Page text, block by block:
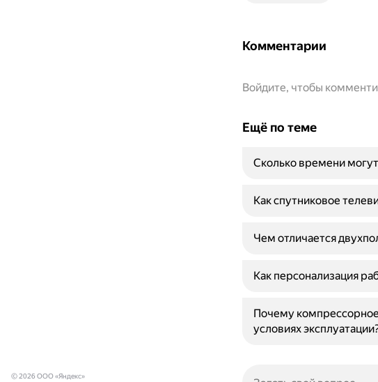
Комментарии
Войдите, чтобы
Ещё по теме
Сколько времени
Как спутниковое
Чем отличается
Как персонализация
Почему
условиях
© 2026 ООО «Яндекс»